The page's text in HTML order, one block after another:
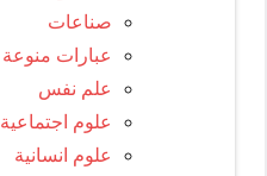
صناعات
عبارات منوعة
علم نفس
علوم اجتماعية
علوم انسانية